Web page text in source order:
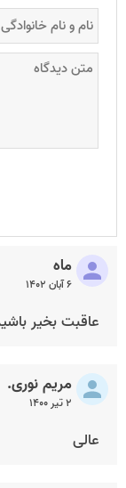
ماه
۶ آبان ۱۴۰۲
عاقبت بخیر
مریم‌ نوری.
۲ تیر ۱۴۰۰
عالی